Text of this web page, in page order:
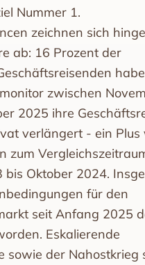
Nummer 1.
zeichnen sich
ab: 16 Prozent der
zwischen
2025 ihre
verlängert - ein Plus
zum
bis Oktober 2024.
für den
seit Anfang 2025
Eskalierende
sowie der Nahostkrieg